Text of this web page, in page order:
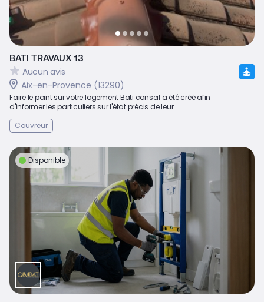
BATI TRAVAUX 13
Aucun avis
Aix-en-Provence (13290)
Faire le point sur votre logement Bati conseil a été créé afin
d'informer les particuliers sur l'état précis de leur...
Couvreur
Disponible